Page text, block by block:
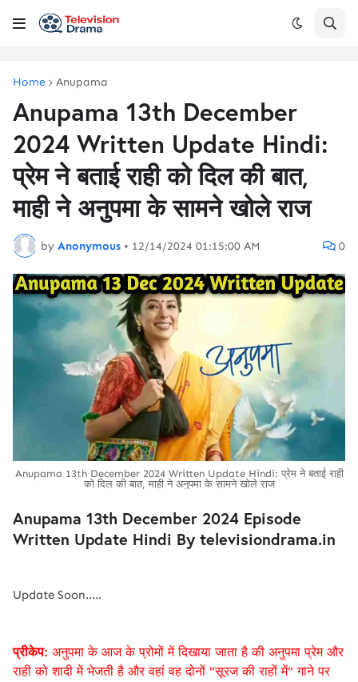
Home Anupama
Anupama 13th December
2024 Written Update Hindi:
प्रेम ने बताई राही को दिल की बात,
माही ने अनुपमा के सामने खोले राज
by Anonymous • 12/14/2024 01:15:00 AM 0
Anupama 13th December 2024 Written Update Hindi: प्रेम ने बताई राही
को दिल की बात, माही ने अनुपमा के सामने खोले राज
Anupama 13th December 2024 Episode
Written Update Hindi By televisiondrama.in
Update Soon.....
प्रीकेप: अनुपमा के आज के प्रोमों में दिखाया जाता है की अनुपमा प्रेम और
राही को शादी में भेजती है और वहां वह दोनों "सूरज की राहों में" गाने पर